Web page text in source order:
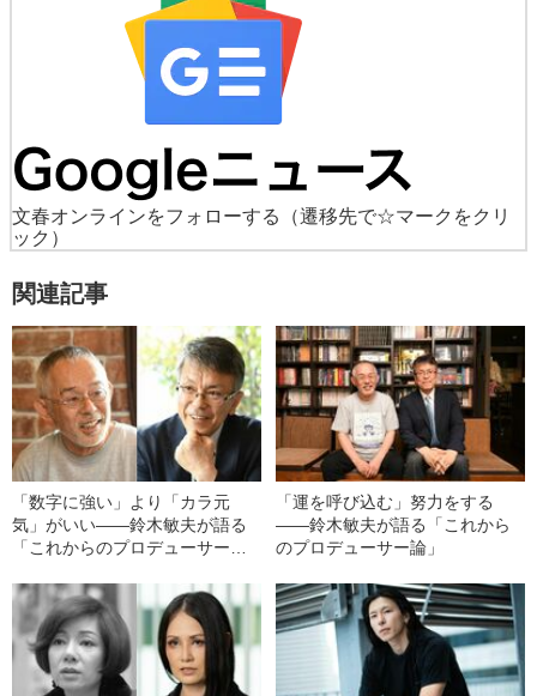
文春オンラインをフォローする
（遷移先で☆マークをクリ
ック）
関連記事
「数字に強い」より「カラ元
気」がいい――鈴木敏夫が語る
「これからのプロデューサー
「運を呼び込む」努力をする
――鈴木敏夫が語る「これから
のプロデューサー論」